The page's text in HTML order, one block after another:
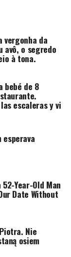
vergonha da
avô, o segredo
à tona.
bebé de 8
escaleras y vi
esperava
52-Year-Old Man
Date Without
Nie
osiem